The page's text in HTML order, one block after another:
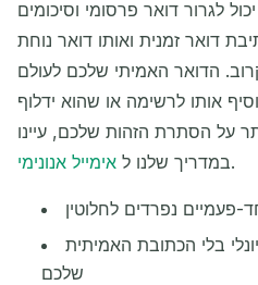
לגרור דואר פרסומי וסיכומים
דואר זמנית ואותו דואר נוחת
הדואר האמיתי שלכם לעולם
אותו לרשימה או שהוא ידלוף
על הסתרת הזהות שלכם, עיינו
במדריך שלנו ל אימייל אנונימי .
פעמיים נפרדים לחלוטין
בלי הכתובת האמיתית
שלכם